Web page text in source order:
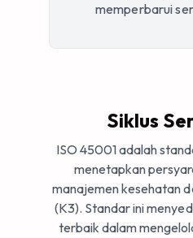
memperbarui
Siklus
ISO 45001 adalah
menetapkan
manajemen kesehatan
(K3). Standar ini
terbaik dalam